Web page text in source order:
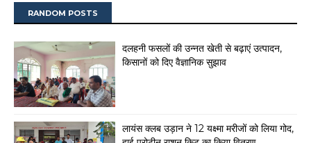
RANDOM POSTS
दलहनी फसलों की उन्नत खेती से बढ़ाएं उत्पादन,
किसानों को दिए वैज्ञानिक सुझाव
लायंस क्लब उड़ान ने 12 यक्ष्मा मरीजों को लिया गोद,